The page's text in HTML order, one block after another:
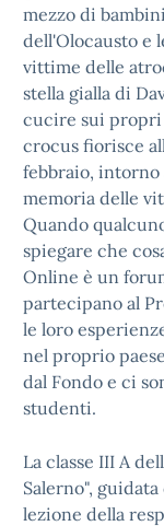
mezzo di
dell'Olocausto e
vittime delle
stella gialla di
cucire sui propri
crocus fiorisce
febbraio, intorno
memoria delle
Quando
spiegare che
Online è un
partecipano al
le loro
nel proprio
dal Fondo e ci
studenti.
La classe III A
Salerno",
lezione della